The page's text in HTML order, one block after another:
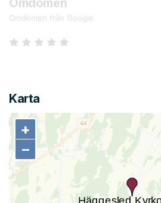
Omdömen
Omdömen från Google
Karta
+
−
+
−